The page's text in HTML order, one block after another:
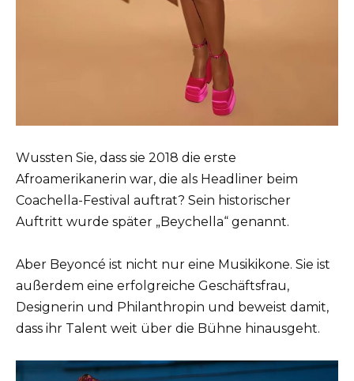
Wussten Sie, dass sie 2018 die erste
Afroamerikanerin war, die als Headliner beim
Coachella-Festival auftrat? Sein historischer
Auftritt wurde später „Beychella“ genannt.
Aber Beyoncé ist nicht nur eine Musikikone. Sie ist
außerdem eine erfolgreiche Geschäftsfrau,
Designerin und Philanthropin und beweist damit,
dass ihr Talent weit über die Bühne hinausgeht.